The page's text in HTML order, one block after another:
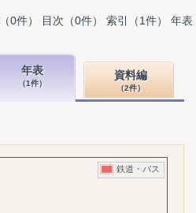
0件） 目次（0件） 索引（1件） 年表
年表
（1件）
資料編
（2件）